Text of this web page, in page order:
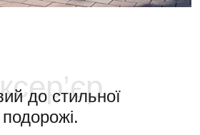
до стильної
подорожі.